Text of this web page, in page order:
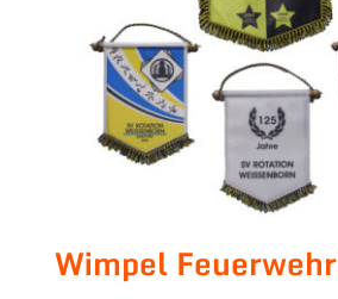
Wimpel Feuerwehr